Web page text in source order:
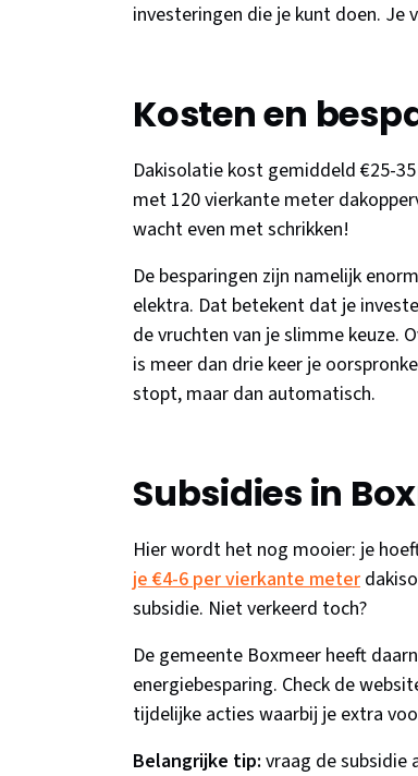
investeringen die je kunt doen. Je
Kosten en
Dakisolatie kost gemiddeld €25-
met 120 vierkante meter
wacht even met schrikken!
De besparingen zijn namelijk
elektra. Dat betekent dat je
de vruchten van je slimme keuze.
is meer dan drie keer je
stopt, maar dan automatisch.
Subsidies in
Hier wordt het nog mooier: je
je €4-6 per vierkante meter
subsidie. Niet verkeerd toch?
De gemeente Boxmeer heeft
energiebesparing. Check de
tijdelijke acties waarbij je extra
Belangrijke tip: vraag de subsidie